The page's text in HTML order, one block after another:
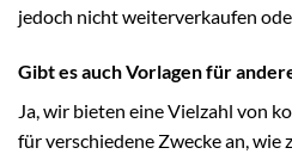
jedoch nicht weiterverkaufen
Gibt es auch Vorlagen für
Ja, wir bieten eine Vielzahl von
für verschiedene Zwecke an, wie